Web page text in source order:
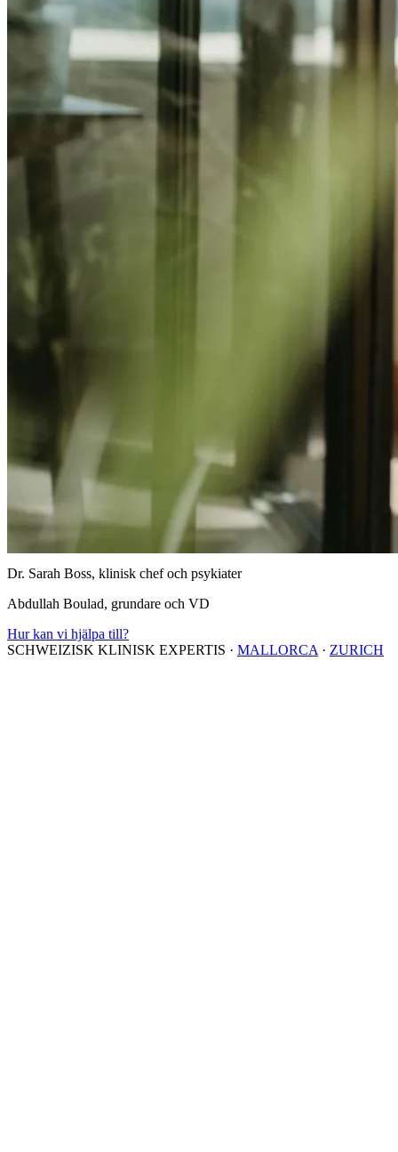
Dr. Sarah Boss, klinisk chef och psykiater
Abdullah Boulad, grundare och VD
Hur kan vi hjälpa till?
SCHWEIZISK KLINISK EXPERTIS · MALLORCA · ZURICH